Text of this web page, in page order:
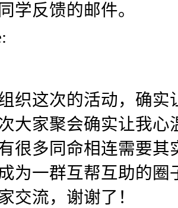
学反馈的邮件。
织这次的活动，确
大家聚会确实让我
很多同命相连需要
为一群互帮互助的
交流，谢谢了！